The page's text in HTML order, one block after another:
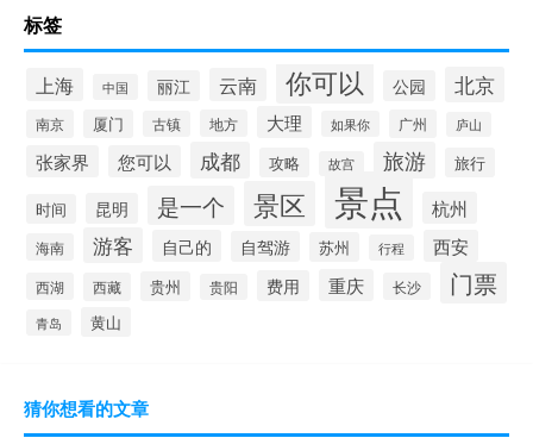
标签
上海 中国 丽江 云南 你可以 公园 北京
南京 厦门 古镇 地方 大理 如果你 广州 庐山
张家界 您可以 成都 攻略 故宫 旅游 旅行
时间 昆明 是一个 景区 景点 杭州
海南 游客 自己的 自驾游 苏州 行程 西安
西湖 西藏 贵州 贵阳 费用 重庆 长沙 门票
青岛 黄山
猜你想看的文章